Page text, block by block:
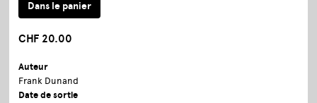
CHF 20.00
Auteur
Frank Dunand
Date de sortie